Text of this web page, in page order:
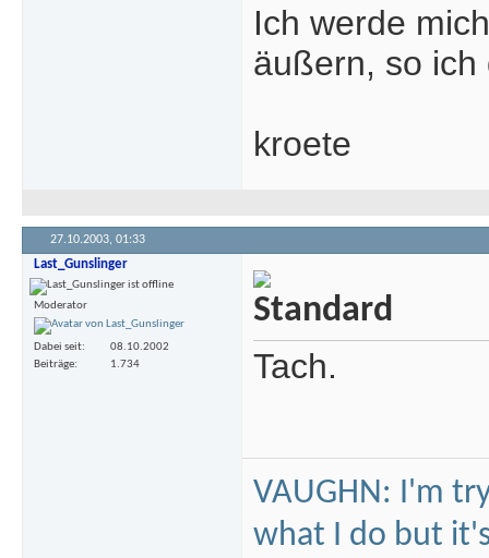
Ich werde
äußern, so ich
kroete
27.10.2003, 01:33
Last_Gunslinger
Moderator
Dabei seit
08.10.2002
Beiträge
1.734 Tach.
VAUGHN: I'm
what I do but